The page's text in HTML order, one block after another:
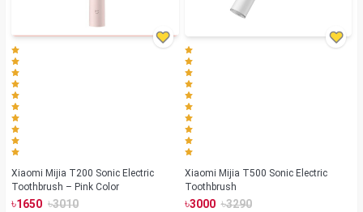
Xiaomi Mijia T200 Sonic Electric
Toothbrush – Pink Color
৳1650 ৳3010
Xiaomi Mijia T500 Sonic Electric
Toothbrush
৳3000 ৳3290